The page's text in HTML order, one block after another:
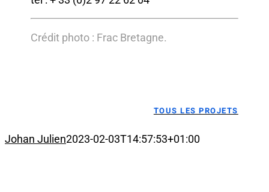
Crédit photo : Frac Bretagne.
TOUS LES PROJETS
Johan Julien2023-02-03T14:57:53+01:00